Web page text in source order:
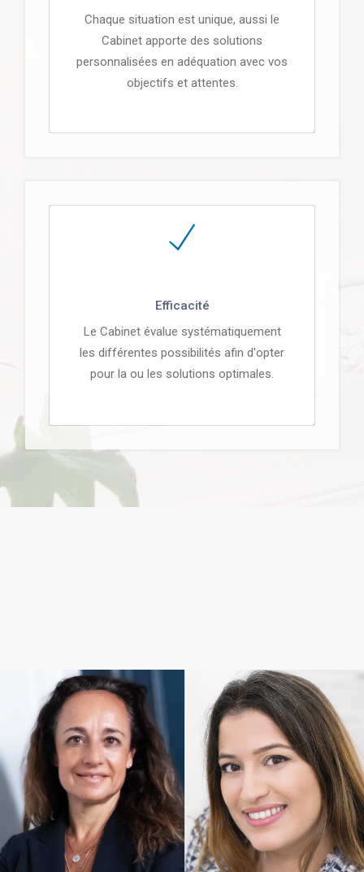
Chaque situation est unique, aussi le
Cabinet apporte des solutions
personnalisées en adéquation avec vos
objectifs et attentes.
Efficacité
Le Cabinet évalue systématiquement
les différentes possibilités afin d'opter
pour la ou les solutions optimales.